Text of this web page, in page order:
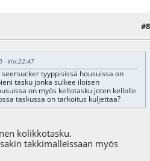
#8
- klo:22:47
tyyppisissä housuissa on
tasku jonka sulkee iloisen
on myös kellotasku joten kellolle
taskussa on tarkoitus kuljettaa?
kolikkotasku.
takkimalleissaan myös